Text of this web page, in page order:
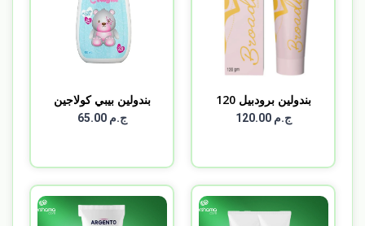
بندولين برودبيل 120
ملج.م 120.00
بندولين بيبي كولاجين
10...ج.م 65.00